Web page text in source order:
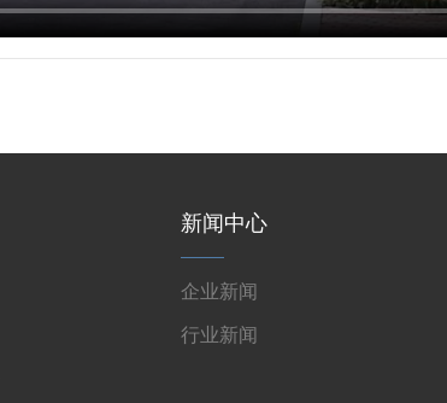
新闻中心
企业新闻
行业新闻